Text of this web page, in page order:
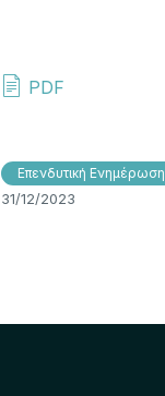
PDF
Επενδυτική Ενημέρωση
31/12/2023